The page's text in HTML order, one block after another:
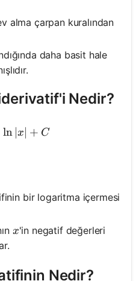
alma çarpan kuralından
daha basit hale
Nedir?
\int \frac{1}{x} d x=\ln
ln x + C
bir logaritma içermesi
x
x'in negatif değerleri
Nedir?